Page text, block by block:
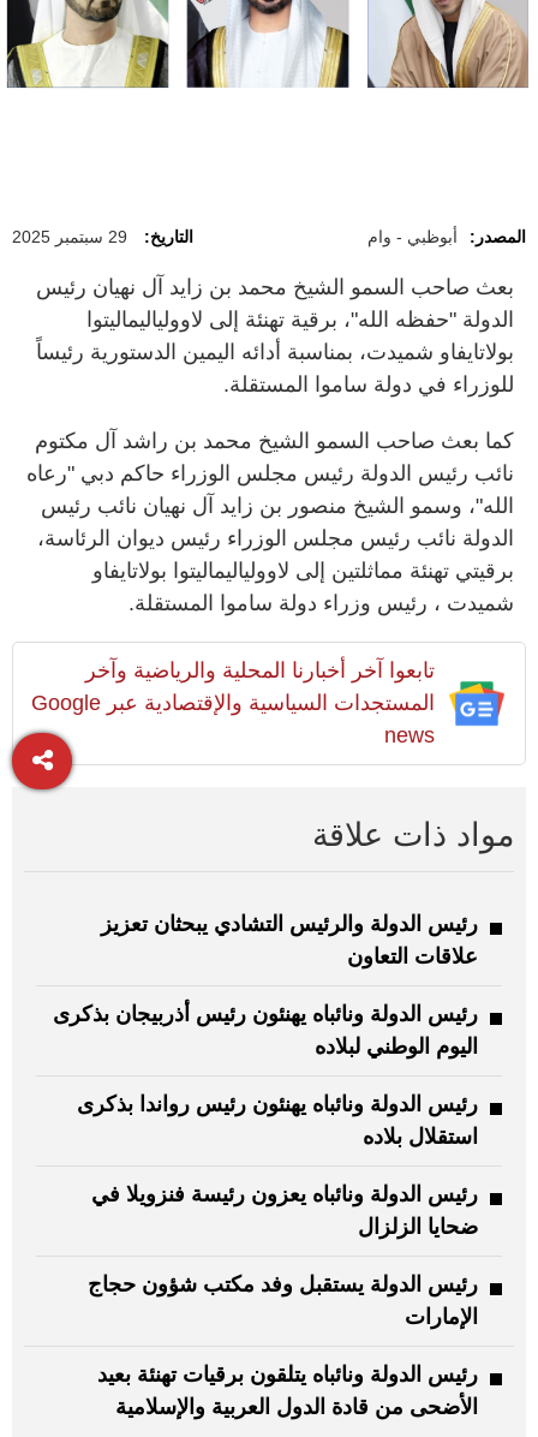
المصدر: أبوظبي - وام التاريخ: 29 سبتمبر 2025
بعث صاحب السمو الشيخ محمد بن زايد آل نهيان رئيس
الدولة "حفظه الله"، برقية تهنئة إلى لاوولياليماليتوا
بولاتايفاو شميدت، بمناسبة أدائه اليمين الدستورية رئيساً
للوزراء في دولة ساموا المستقلة.
كما بعث صاحب السمو الشيخ محمد بن راشد آل مكتوم
نائب رئيس الدولة رئيس مجلس الوزراء حاكم دبي "رعاه
الله"، وسمو الشيخ منصور بن زايد آل نهيان نائب رئيس
الدولة نائب رئيس مجلس الوزراء رئيس ديوان الرئاسة،
برقيتي تهنئة مماثلتين إلى لاوولياليماليتوا بولاتايفاو
شميدت ، رئيس وزراء دولة ساموا المستقلة.
تابعوا آخر أخبارنا المحلية والرياضية وآخر
المستجدات السياسية والإقتصادية عبر Google
news
مواد ذات علاقة
رئيس الدولة والرئيس التشادي يبحثان تعزيز
علاقات التعاون
رئيس الدولة ونائباه يهنئون رئيس أذربيجان بذكرى
اليوم الوطني لبلاده
رئيس الدولة ونائباه يهنئون رئيس رواندا بذكرى
استقلال بلاده
رئيس الدولة ونائباه يعزون رئيسة فنزويلا في
ضحايا الزلزال
رئيس الدولة يستقبل وفد مكتب شؤون حجاج
الإمارات
رئيس الدولة ونائباه يتلقون برقيات تهنئة بعيد
الأضحى من قادة الدول العربية والإسلامية